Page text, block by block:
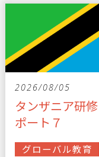
2026/08/05
タンザニア研
ポート７
グローバル教育